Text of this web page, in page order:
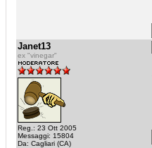
Janet13
ex "vinegar"
Reg.: 23 Ott 2005
Messaggi: 15804
Da: Cagliari (CA)